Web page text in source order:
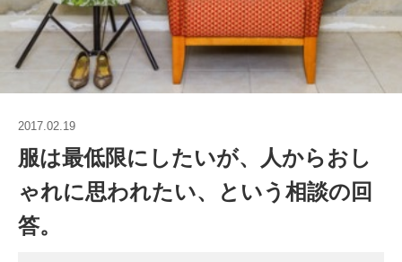
2017.02.19
服は最低限にしたいが、人からおし
ゃれに思われたい、という相談の回
答。